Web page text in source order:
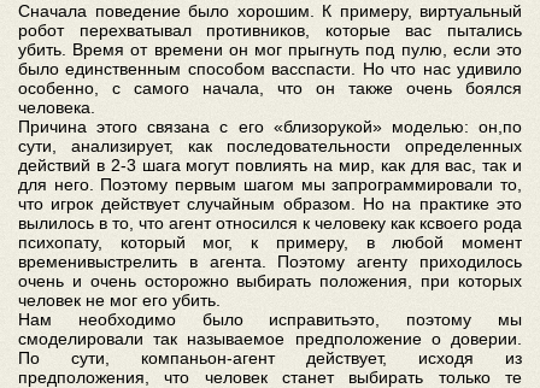
Сначала поведение было хорошим. К примеру, виртуальный
робот перехватывал противников, которые вас пытались
убить. Время от времени он мог прыгнуть под пулю, если это
было единственным способом васспасти. Но что нас удивило
особенно, с самого начала, что он также очень боялся
человека.
Причина этого связана с его «близорукой» моделью: он,по
сути, анализирует, как последовательности определенных
действий в 2-3 шага могут повлиять на мир, как для вас, так и
для него. Поэтому первым шагом мы запрограммировали то,
что игрок действует случайным образом. Но на практике это
вылилось в то, что агент относился к человеку как ксвоего рода
психопату, который мог, к примеру, в любой момент
временивыстрелить в агента. Поэтому агенту приходилось
очень и очень осторожно выбирать положения, при которых
человек не мог его убить.
Нам необходимо было исправитьэто, поэтому мы
смоделировали так называемое предположение о доверии.
По сути, компаньон-агент действует, исходя из
предположения, что человек станет выбирать только те